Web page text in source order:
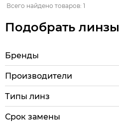
Всего найдено товаров: 1
Подобрать линзы
Бренды
Производители
Типы линз
Срок замены